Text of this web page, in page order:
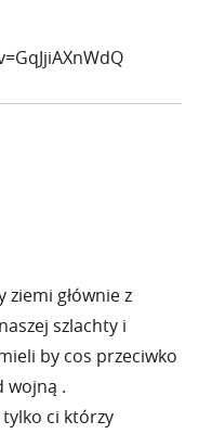
głównie z
szlachty i
by cos przeciwko
wojną .
tylko ci którzy